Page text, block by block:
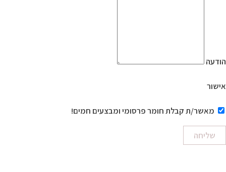
הודעה
אישור
מאשר/ת קבלת חומר פרסומי ומבצעים חמים!
שליחה